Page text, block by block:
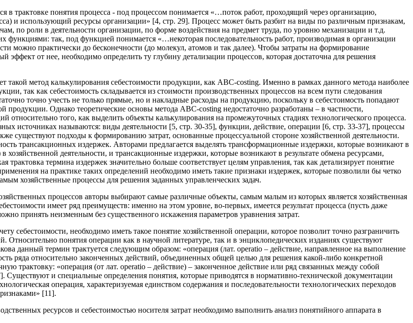
в трактовке понятия процесса - под процессом понимается «…поток работ, проходящий через организацию,
и использующий ресурсы организации» [4, стр. 29]. Процесс может быть разбит на виды по различным признакам,
по роли в деятельности организации, по форме воздействия на предмет труда, по уровню механизации и т.д.
так, под функцией понимается «…некоторая последовательность работ, производимая в организации
можно практически до бесконечности (до молекул, атомов и так далее). Чтобы затраты на формирование
от нее, необходимо определить ту глубину детализации процессов, которая достаточна для решения
такой метод калькулирования себестоимости продукции, как ABC-costing. Именно в рамках данного метода наиболее
так как себестоимость складывается из стоимости производственных процессов на всем пути следования
точно учесть не только прямые, но и накладные расходы на продукцию, поскольку в себестоимость попадают
продукции. Однако теоретические основы метода ABC-costing недостаточно разработаны – в частности,
относительно того, как выделить объекты калькулирования на промежуточных стадиях технологического процесса.
источниках называются: виды деятельности [5, стр. 30-35], функции, действие, операции [6, стр. 33-37], процессы
существуют подходы к формированию затрат, основанные процессуальной стороне хозяйственной деятельности.
трансакционных издержек. Авторами предлагается выделять трансформационные издержки, которые возникают в
хозяйственной деятельности, и трансакционные издержки, которые возникают в результате обмена ресурсами,
термина издержек значительно больше соответствует целям управления, так как детализирует понятие
на практике таких определений необходимо иметь такие признаки издержек, которые позволили бы четко
хозяйственные процессы для решения заданных управленческих задач.
процессов авторы выбирают самые различные объекты, самым малым из которых является хозяйственная
имеет ряд преимуществ: именно на этом уровне, во-первых, имеется результат процесса (пусть даже
принять неизменным без существенного искажения параметров уравнения затрат.
себестоимости, необходимо иметь такое понятие хозяйственной операции, которое позволит точно разграничить
понятия операции как в научной литературе, так и в энциклопедических изданиях существуют
данный термин трактуется следующим образом: «операция (лат. operatio – действие, направленное на выполнение
ряда относительно законченных действий, объединенных общей целью для решения какой-либо конкретной
трактовку: «операция (от лат. operatio – действие) – законченное действие или ряд связанных между собой
Существуют и специальные определения понятия, которые приводятся в нормативно-технической документации
операция, характеризуемая единством содержания и последовательности технологических переходов
[11].
ресурсов и себестоимостью носителя затрат необходимо выполнить анализ понятийного аппарата в